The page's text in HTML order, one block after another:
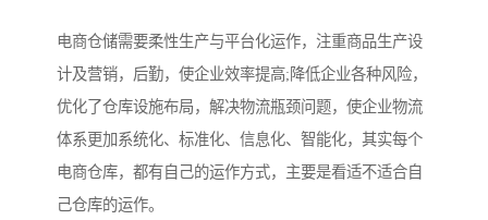
电商仓储需要柔性生产与平台化运作，注重商品生产设
计及营销，后勤，使企业效率提高;降低企业各种风险，
优化了仓库设施布局，解决物流瓶颈问题，使企业物流
体系更加系统化、标准化、信息化、智能化，其实每个
电商仓库，都有自己的运作方式，主要是看适不适合自
己仓库的运作。